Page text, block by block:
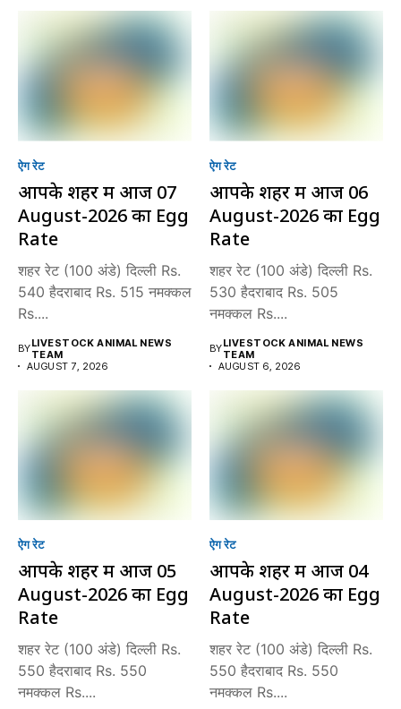
ऐग रेट
आपके शहर में आज 07
August-2026 का Egg
Rate
शहर रेट (100 अंडे) दिल्ली Rs.
540 हैदराबाद Rs. 515 नमक्कल
Rs....
BYLIVESTOCK ANIMAL NEWS
TEAM
AUGUST 7, 2026
ऐग रेट
आपके शहर में आज 06
August-2026 का Egg
Rate
शहर रेट (100 अंडे) दिल्ली Rs.
530 हैदराबाद Rs. 505
नमक्कल Rs....
BYLIVESTOCK ANIMAL NEWS
TEAM
AUGUST 6, 2026
ऐग रेट
आपके शहर में आज 05
August-2026 का Egg
Rate
शहर रेट (100 अंडे) दिल्ली Rs.
550 हैदराबाद Rs. 550
नमक्कल Rs....
ऐग रेट
आपके शहर में आज 04
August-2026 का Egg
Rate
शहर रेट (100 अंडे) दिल्ली Rs.
550 हैदराबाद Rs. 550
नमक्कल Rs....